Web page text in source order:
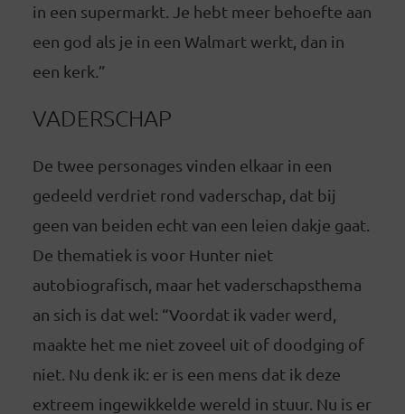
in een supermarkt. Je hebt meer behoefte aan
een god als je in een Walmart werkt, dan in
een kerk.”
VADERSCHAP
De twee personages vinden elkaar in een
gedeeld verdriet rond vaderschap, dat bij
geen van beiden echt van een leien dakje gaat.
De thematiek is voor Hunter niet
autobiografisch, maar het vaderschapsthema
an sich is dat wel: “Voordat ik vader werd,
maakte het me niet zoveel uit of doodging of
niet. Nu denk ik: er is een mens dat ik deze
extreem ingewikkelde wereld in stuur. Nu is er